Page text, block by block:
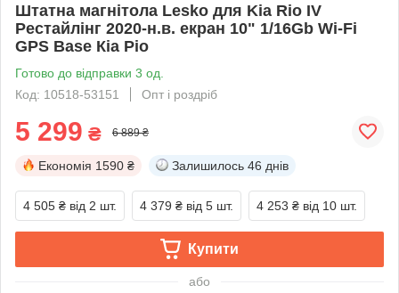
Штатна магнітола Lesko для Kia Rio IV
Рестайлінг 2020-н.в. екран 10" 1/16Gb Wi-Fi
GPS Base Кіа Ріо
Готово до відправки 3 од.
Код: 10518-53151
Опт і роздріб
5 299 ₴ 6 889 ₴
Економія 1590 ₴ Залишилось 46 днів
4 505 ₴ від 2 шт. 4 379 ₴ від 5 шт. 4 253 ₴ від 10 шт.
Купити
або